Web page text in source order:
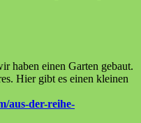
haben einen Garten gebaut.
Hier gibt es einen kleinen
aus-der-reihe-